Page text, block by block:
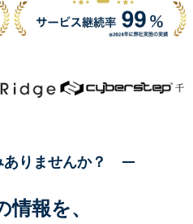
りませんか？
報を、